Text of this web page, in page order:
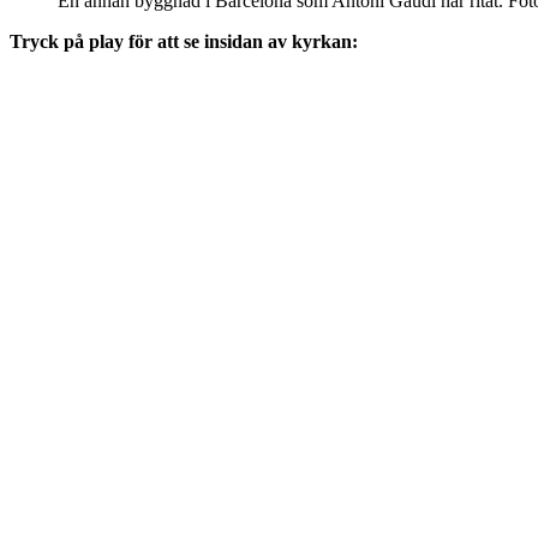
Tryck på play för att se insidan av kyrkan: